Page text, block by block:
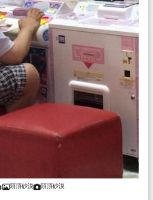
頭頂砂漠 頭頂砂漠